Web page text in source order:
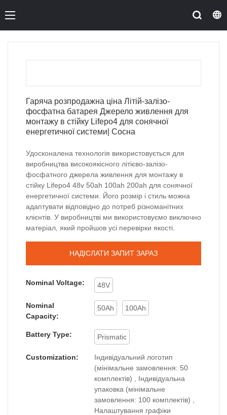
Гаряча розпродажна ціна Літій-залізо-
фосфатна батарея Джерело живлення для
монтажу в стійку Lifepo4 для сонячної
енергетичної системи| Сосна
Удосконалена технологія використовується для
виробництва високоякісного літієво-залізо-
фосфатного джерела живлення для монтажу в
стійку Lifepo4 48v 50ah 100ah 200ah для сонячної
енергетичної системи. Його розмір і стиль можна
адаптувати відповідно до потреб різноманітних
клієнтів. У виробництві ми використовуємо виключно
матеріал, який пройшов усі перевірки якості.
НАДІСЛАТИ ЗАПИТ ЗАРАЗ
Nominal Voltage: 48V
Nominal
Capacity:
50Ah 100Ah
Battery Type: Prismatic
Customization:
Індивідуальний логотип
(мінімальне замовлення: 50
комплектів) , Індивідуальна
упаковка (мінімальне
замовлення: 100 комплектів) ,
Налаштування графіки